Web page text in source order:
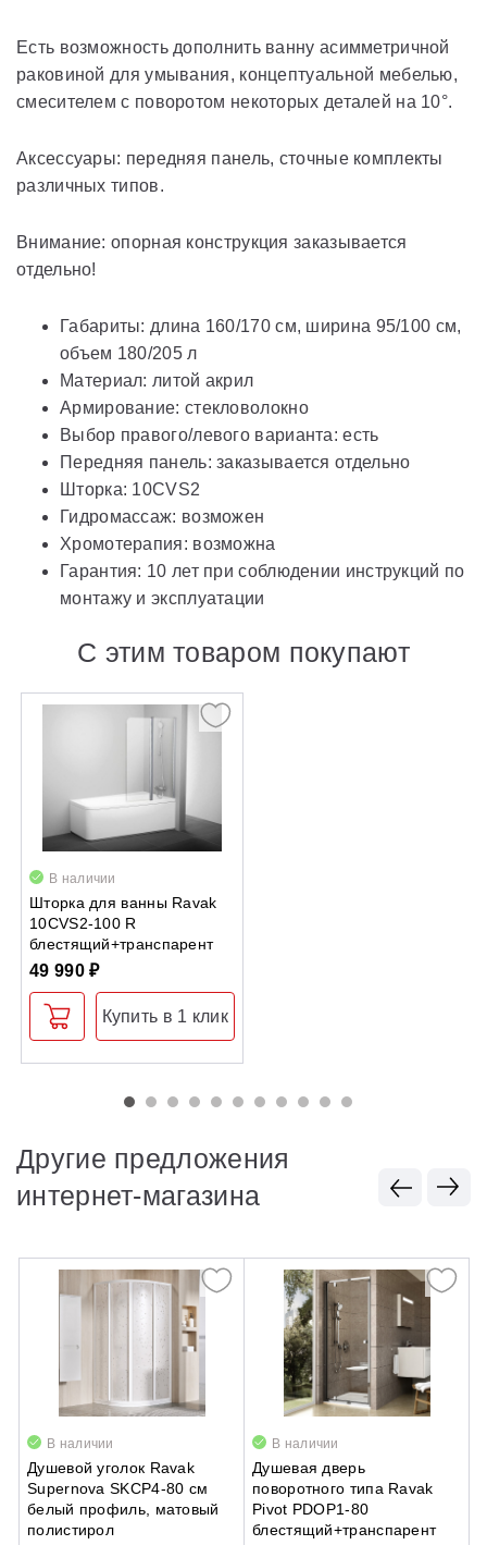
Есть возможность дополнить ванну асимметричной
раковиной для умывания, концептуальной мебелью,
смесителем с поворотом некоторых деталей на 10°.
Аксессуары: передняя панель, сточные комплекты
различных типов.
Внимание: опорная конструкция заказывается
отдельно!
Габариты: длина 160/170 см, ширина 95/100 см,
объем 180/205 л
Материал: литой акрил
Армирование: стекловолокно
Выбор правого/левого варианта: есть
Передняя панель: заказывается отдельно
Шторка: 10CVS2
Гидромассаж: возможен
Хромотерапия: возможна
Гарантия: 10 лет при соблюдении инструкций по
монтажу и эксплуатации
С этим товаром покупают
В наличии
Шторка для ванны Ravak
10CVS2-100 R
блестящий+транспарент
49 990 ₽
Купить в 1 клик
Другие предложения
интернет-магазина
В наличии
Душевой уголок Ravak
Supernova SKCP4-80 см
белый профиль, матовый
полистирол
В наличии
Душевая дверь
поворотного типа Ravak
Pivot PDOP1-80
блестящий+транспарент